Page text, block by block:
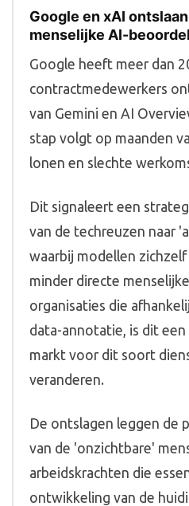
Google en xAI
menselijke AI-
Google heeft meer dan
contractmedewerkers
van Gemini en AI
stap volgt op maanden
lonen en slechte
Dit signaleert een
van de techreuzen naar
waarbij modellen
minder directe
organisaties die
data-annotatie, is dit
markt voor dit soort
veranderen.
De ontslagen leggen de
van de 'onzichtbare'
arbeidskrachten die
ontwikkeling van de